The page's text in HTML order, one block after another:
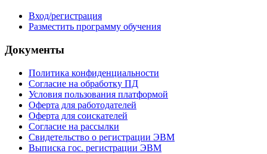
Вход/регистрация
Разместить программу обучения
Документы
Политика конфиденциальности
Согласие на обработку ПД
Условия пользования платформой
Оферта для работодателей
Оферта для соискателей
Согласие на рассылки
Свидетельство о регистрации ЭВМ
Выписка гос. регистрации ЭВМ